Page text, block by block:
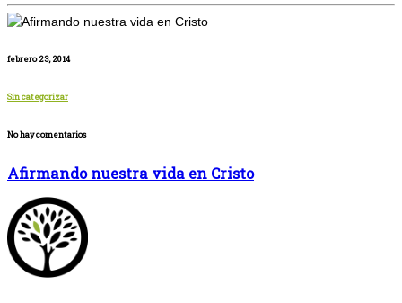
febrero 23, 2014
Sin categorizar
No hay comentarios
Afirmando nuestra vida en Cristo